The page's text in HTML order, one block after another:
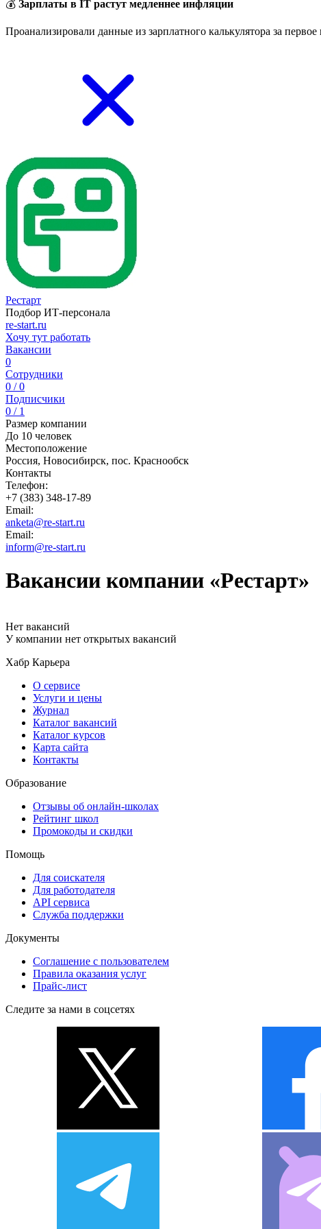
💰 Зарплаты в IT растут медленнее инфляции
Проанализировали данные из зарплатного калькулятора за
Рестарт
Подбор ИТ-персонала
re-start.ru
Хочу тут работать
Вакансии
0
Сотрудники
0 / 0
Подписчики
0 / 1
Размер компании
До 10 человек
Местоположение
Россия, Новосибирск, пос. Краснообск
Контакты
Телефон:
+7 (383) 348-17-89
Email:
anketa@re-start.ru
Email:
inform@re-start.ru
Вакансии компании «Рестарт»
Нет вакансий
У компании нет открытых вакансий
Хабр Карьера
О сервисе
Услуги и цены
Журнал
Каталог вакансий
Каталог курсов
Карта сайта
Контакты
Образование
Отзывы об онлайн-школах
Рейтинг школ
Промокоды и скидки
Помощь
Для соискателя
Для работодателя
API сервиса
Служба поддержки
Документы
Соглашение с пользователем
Правила оказания услуг
Прайс-лист
Следите за нами в соцсетях